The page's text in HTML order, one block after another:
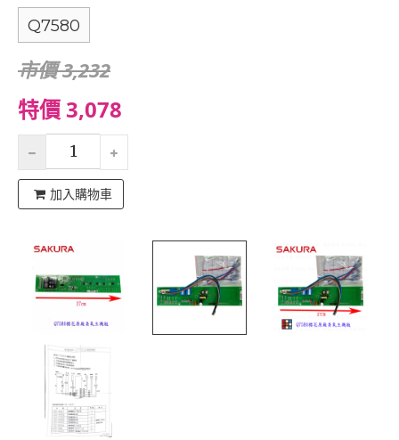
Q7580
市價 3,232
特價 3,078
加入購物車